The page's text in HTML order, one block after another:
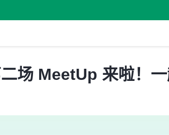
场 MeetUp 来啦！